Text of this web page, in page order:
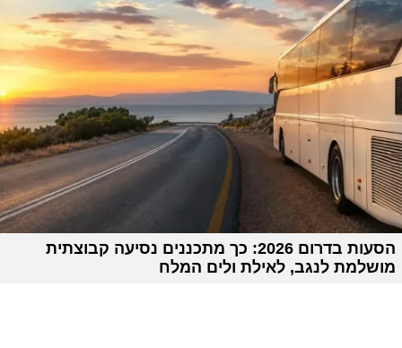
הסעות בדרום 2026: כך מתכננים נסיעה קבוצתית
מושלמת לנגב, לאילת ולים המלח